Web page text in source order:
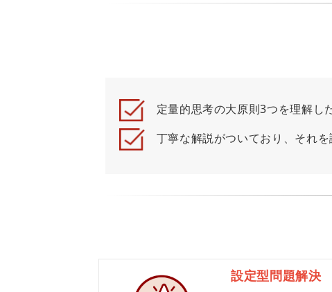
定量的思考の大原則3つを理解し
丁寧な解説がついており、それを
設定型問題解決